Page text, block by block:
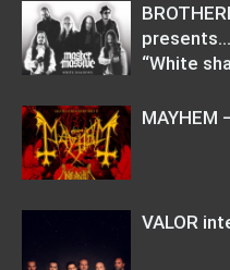
presents…
“White
MAYHEM
VALOR